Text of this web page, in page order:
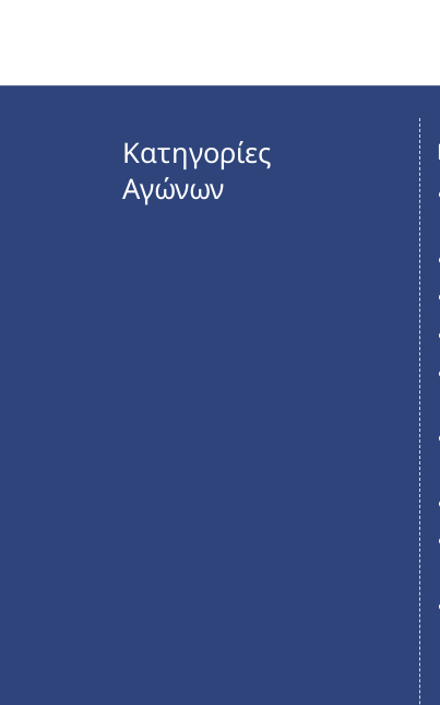
Κατηγορίες
Αγώνων